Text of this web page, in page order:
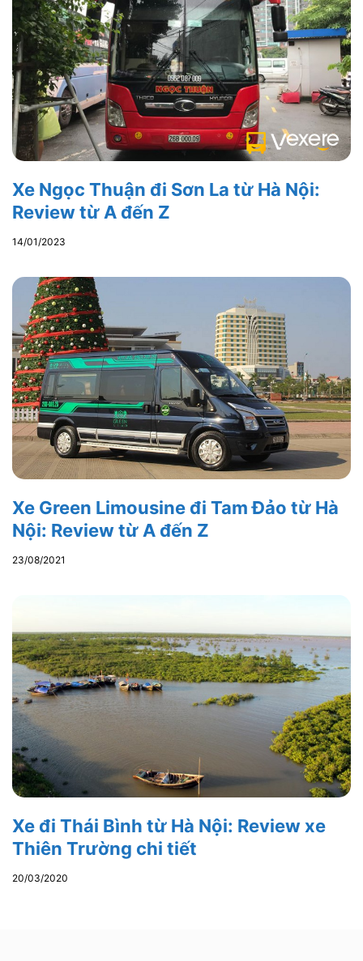
Xe Ngọc Thuận đi Sơn La từ Hà Nội:
Review từ A đến Z
14/01/2023
Xe Green Limousine đi Tam Đảo từ Hà
Nội: Review từ A đến Z
23/08/2021
Xe đi Thái Bình từ Hà Nội: Review xe
Thiên Trường chi tiết
20/03/2020